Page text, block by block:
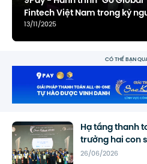
Fintech Việt Nam trong kỷ
13/11/2025
CÓ THỂ BẠN
Hạ tầng thanh
trưởng hai con
26/06/2026